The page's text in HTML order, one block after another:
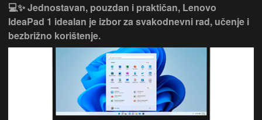
💻✨ Jednostavan, pouzdan i praktičan, Lenovo
IdeaPad 1 idealan je izbor za svakodnevni rad, učenje i
bezbrižno korištenje.